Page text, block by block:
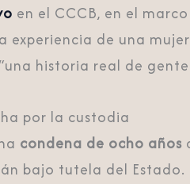
en el CCCB, en el
experiencia de una
historia real de
por la custodia
condena de ocho años
bajo tutela del